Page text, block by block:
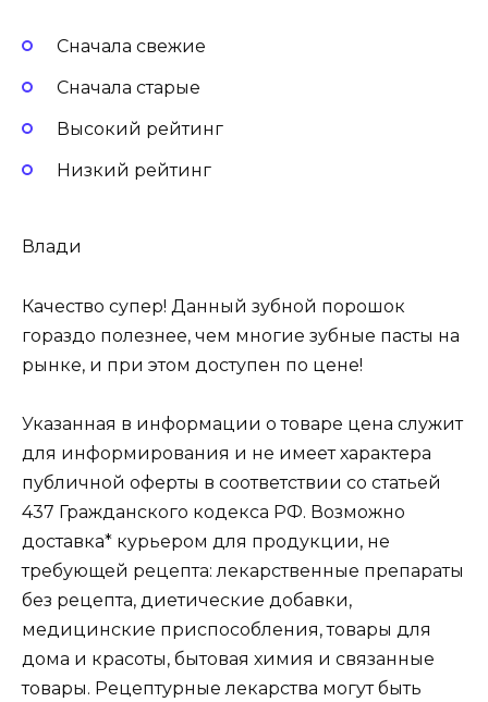
Сначала свежие
Сначала старые
Высокий рейтинг
Низкий рейтинг
Влади
Качество супер! Данный зубной порошок
гораздо полезнее, чем многие зубные пасты на
рынке, и при этом доступен по цене!
Указанная в информации о товаре цена служит
для информирования и не имеет характера
публичной оферты в соответствии со статьей
437 Гражданского кодекса РФ. Возможно
доставка* курьером для продукции, не
требующей рецепта: лекарственные препараты
без рецепта, диетические добавки,
медицинские приспособления, товары для
дома и красоты, бытовая химия и связанные
товары. Рецептурные лекарства могут быть